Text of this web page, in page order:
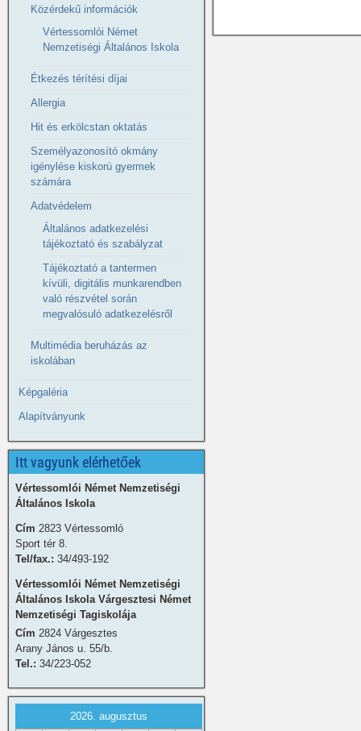
Közérdekű információk
Vértessomlói Német
Nemzetiségi Általános Iskola
Étkezés térítési díjai
Allergia
Hit és erkölcstan oktatás
Személyazonosító okmány
igénylése kiskorú gyermek
számára
Adatvédelem
Általános adatkezelési
tájékoztató és szabályzat
Tájékoztató a tantermen
kívüli, digitális munkarendben
való részvétel során
megvalósuló adatkezelésről
Multimédia beruházás az
iskolában
Képgaléria
Alapítványunk
Itt vagyunk elérhetőek
Vértessomlói Német Nemzetiségi
Általános Iskola
Cím 2823 Vértessomló
Sport tér 8.
Tel/fax.: 34/493-192
Vértessomlói Német Nemzetiségi
Általános Iskola Várgesztesi Német
Nemzetiségi Tagiskolája
Cím 2824 Várgesztes
Arany János u. 55/b.
Tel.: 34/223-052
2026. augusztus